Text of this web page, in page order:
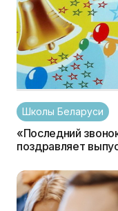
Школы Беларуси
«Последний
поздравляет